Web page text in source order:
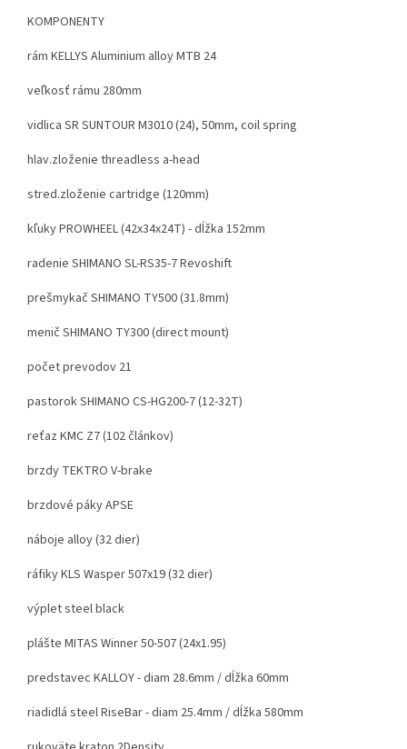
KOMPONENTY
rám KELLYS Aluminium alloy MTB 24
veľkosť rámu 280mm
vidlica SR SUNTOUR M3010 (24), 50mm, coil spring
hlav.zloženie threadless a-head
stred.zloženie cartridge (120mm)
kľuky PROWHEEL (42x34x24T) - dĺžka 152mm
radenie SHIMANO SL-RS35-7 Revoshift
prešmykač SHIMANO TY500 (31.8mm)
menič SHIMANO TY300 (direct mount)
počet prevodov 21
pastorok SHIMANO CS-HG200-7 (12-32T)
reťaz KMC Z7 (102 článkov)
brzdy TEKTRO V-brake
brzdové páky APSE
náboje alloy (32 dier)
ráfiky KLS Wasper 507x19 (32 dier)
výplet steel black
plášte MITAS Winner 50-507 (24x1.95)
predstavec KALLOY - diam 28.6mm / dĺžka 60mm
riadidlá steel RiseBar - diam 25.4mm / dĺžka 580mm